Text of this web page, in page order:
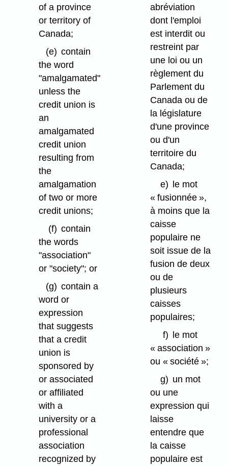
of a province
or territory of
Canada;
(e) contain
the word
"amalgamated"
unless the
credit union is
an
amalgamated
credit union
resulting from
the
amalgamation
of two or more
credit unions;
(f) contain
the words
"association"
or "society"; or
(g) contain a
word or
expression
that suggests
that a credit
union is
sponsored by
or associated
or affiliated
with a
university or a
professional
association
recognized by
abréviation
dont l'emploi
est interdit ou
restreint par
une loi ou un
règlement du
Parlement du
Canada ou de
la législature
d'une province
ou d'un
territoire du
Canada;
e)
le mot
« fusionnée »,
à moins que la
caisse
populaire ne
soit issue de la
fusion de deux
ou de
plusieurs
caisses
populaires;
f) le mot
« association »
ou « société »;
g) un mot
ou une
expression qui
laisse
entendre que
la caisse
populaire est